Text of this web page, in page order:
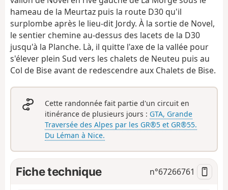
o
n
hameau de la Meurtaz puis la route D30 qu'il
surplombe après le lieu-dit Jordy. À la sortie de Novel,
le sentier chemine au-dessus des lacets de la D30
jusqu'à la Planche. Là, il quitte l'axe de la vallée pour
s'élever plein Sud vers les chalets de Neuteu puis au
Col de Bise avant de redescendre aux Chalets de Bise.
Cette randonnée fait partie d'un circuit en
itinérance de plusieurs jours : GTA, Grande
Traversée des Alpes par les GR®5 et GR®55.
Du Léman à Nice.
Fiche technique n°67266761